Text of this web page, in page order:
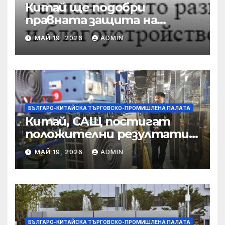
Китай ще подобри
правната защита на
предприятията, ще се
съсредоточи върху
борбата с
корпоративната
престъпност
МАЙ 19, 2026 ADMIN
БЪЛГАРО-КИТАЙСКА ТЪРГОВСКО-ПРОМИШЛЕНА ПАЛAТА
Китай, САЩ постигат
положителни резултати в
икономическите и
търговски консултации:
министерство
МАЙ 19, 2026 ADMIN
БЪЛГАРО-КИТАЙСКА ТЪРГОВСКО-ПРОМИШЛЕНА ПАЛAТА